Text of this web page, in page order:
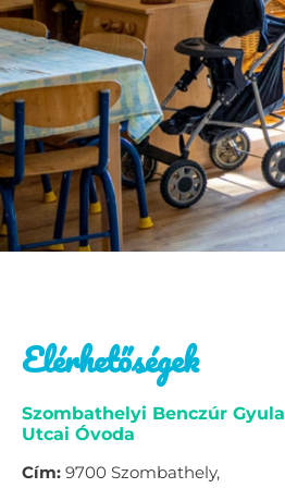
Elérhetőségek
Szombathelyi Benczúr Gyula
Utcai Óvoda
Cím: 9700 Szombathely,